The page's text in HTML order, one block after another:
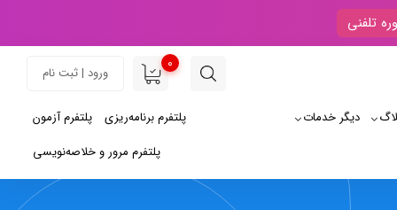
تلفنی
0
ورود | ثبت نام
دیگر خدمات پلتفرم آزمون
پلتفرم برنامه‌ریزی
پلتفرم مرور و خلاصه‌نویسی